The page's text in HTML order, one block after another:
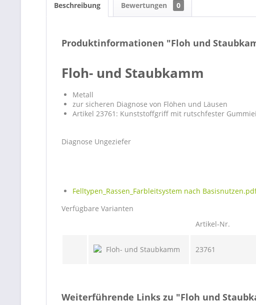
Beschreibung Bewertungen 0
Produktinformationen "Floh und
Floh- und Staubkamm
Metall
zur sicheren Diagnose von Flöhen und Läusen
Artikel 23761: Kunststoffgriff mit rutschfester
Diagnose Ungeziefer
Felltypen_Rassen_Farbleitsystem nach
Verfügbare Varianten
Artikel-Nr.
23761
Weiterführende Links zu "Floh und